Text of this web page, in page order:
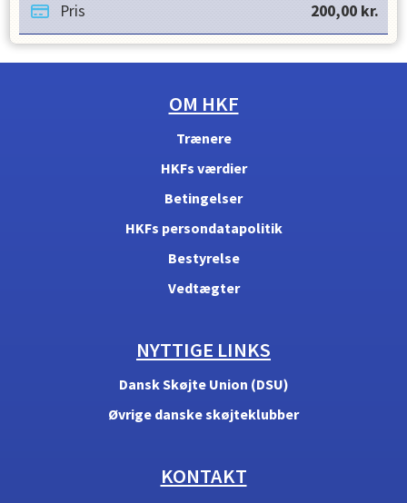
Pris 200,00 kr.
OM HKF
Trænere
HKFs værdier
Betingelser
HKFs persondatapolitik
Bestyrelse
Vedtægter
NYTTIGE LINKS
Dansk Skøjte Union (DSU)
Øvrige danske skøjteklubber
KONTAKT